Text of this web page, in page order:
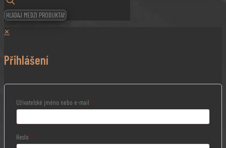
✕
Přihlášení
Uživatelské jméno nebo e-mail *
Heslo *